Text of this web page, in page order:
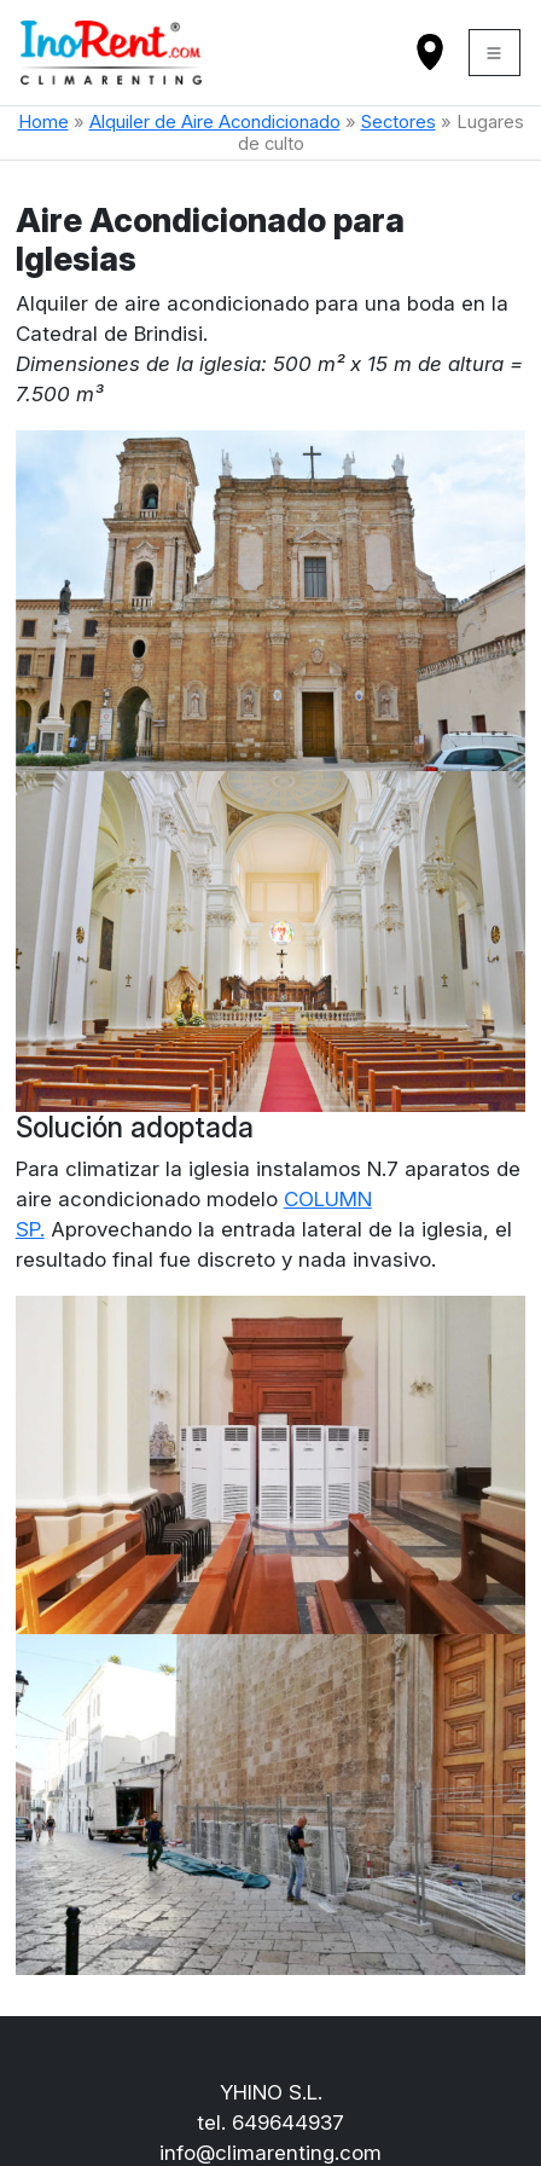
Home » Alquiler de Aire Acondicionado » Sectores » Lugares
de culto
Aire Acondicionado para
Iglesias
Alquiler de aire acondicionado para una boda en la
Catedral de Brindisi.
Dimensiones de la iglesia: 500 m²x 15 m de altura =
7.500 m³
Solución adoptada
Para climatizar la iglesia instalamos N.7 aparatos de
aire acondicionado modelo COLUMN
SP. Aprovechando la entrada lateral de la iglesia, el
resultado final fue discreto y nada invasivo.
YHINO S.L.
tel. 649644937
info@climarenting.com